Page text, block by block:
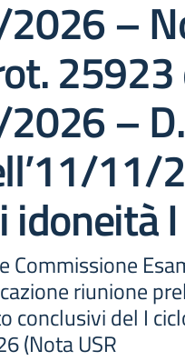
–
–
11/
idoneità
Commissione
riunione
conclusivi del I
(Nota USR